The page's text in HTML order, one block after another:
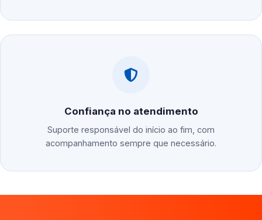
Confiança no atendimento
Suporte responsável do início ao fim, com
acompanhamento sempre que necessário.